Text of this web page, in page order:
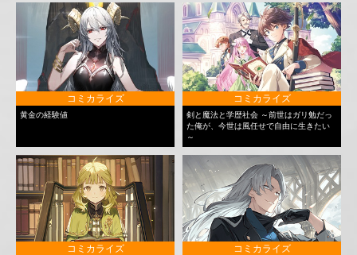
コミカライズ
黄金の経験値
コミカライズ
剣と魔法と学歴社会 ～前世はガリ勉だっ
た俺が、今世は風任せで自由に生きたい
～
コミカライズ コミカライズ